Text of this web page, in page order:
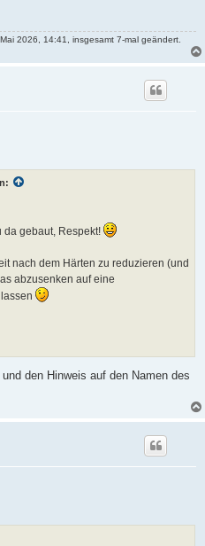
2026, 14:41, insgesamt 7-mal geändert.
da gebaut, Respekt!
nach dem Härten zu reduzieren (und
abzusenken auf eine
den Hinweis auf den Namen des